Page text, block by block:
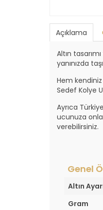
Açıklama
Altın
yanınızda
Hem kendiniz
Sedef Kolye
Ayrıca
ucunuza
verebilirsiniz.
Genel
Altın
Gram